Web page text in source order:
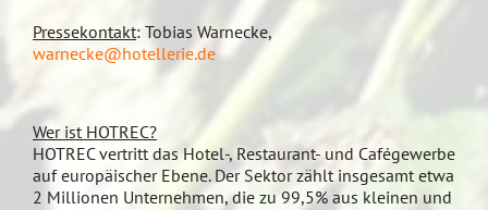
Pressekontakt: Tobias Warnecke,
warnecke@hotellerie.de
Wer ist HOTREC?
HOTREC vertritt das Hotel-, Restaurant- und Cafégewerbe
auf europäischer Ebene. Der Sektor zählt insgesamt etwa
2 Millionen Unternehmen, die zu 99,5% aus kleinen und